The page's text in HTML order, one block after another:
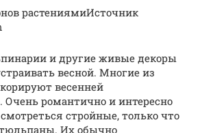
растениямиИсточник
и другие живые декоры
весной. Многие из
весенней
Очень романтично и интересно
стройные, только что
Их обычно